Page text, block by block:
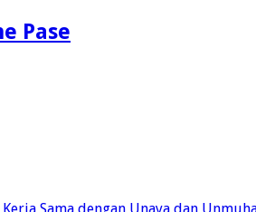
Pase